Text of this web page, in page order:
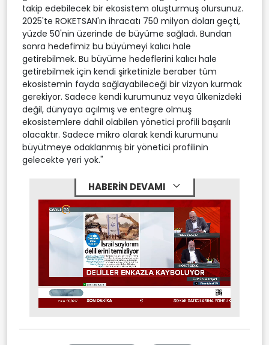
takip edebilecek bir ekosistem oluşturmuş olursunuz.
2025'te ROKETSAN'ın ihracatı 750 milyon doları geçti,
yüzde 50'nin üzerinde de büyüme sağladı. Bundan
sonra hedefimiz bu büyümeyi kalıcı hale
getirebilmek. Bu büyüme hedeflerini kalıcı hale
getirebilmek için kendi şirketinizle beraber tüm
ekosistemin fayda sağlayabileceği bir vizyon kurmak
gerekiyor. Sadece kendi kurumunuz veya ülkenizdeki
değil, dünyaya açılmış ve entegre olmuş
ekosistemlere dahil olabilen yönetici profili başarılı
olacaktır. Sadece mikro olarak kendi kurumunu
büyütmeye odaklanmış bir yönetici profilinin
gelecekte yeri yok."
HABERİN DEVAMI
Unmute Stream